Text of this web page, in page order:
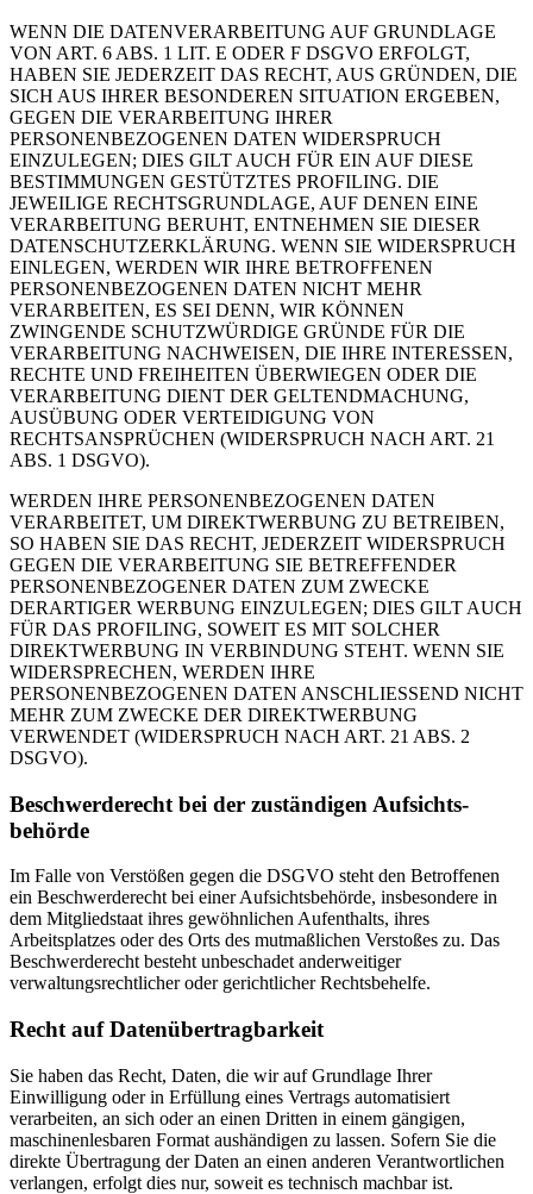
WENN DIE DATENVERARBEITUNG AUF GRUNDLAGE
VON ART. 6 ABS. 1 LIT. E ODER F DSGVO ERFOLGT,
HABEN SIE JEDERZEIT DAS RECHT, AUS GRÜNDEN, DIE
SICH AUS IHRER BESONDEREN SITUATION ERGEBEN,
GEGEN DIE VERARBEITUNG IHRER
PERSONENBEZOGENEN DATEN WIDERSPRUCH
EINZULEGEN; DIES GILT AUCH FÜR EIN AUF DIESE
BESTIMMUNGEN GESTÜTZTES PROFILING. DIE
JEWEILIGE RECHTSGRUNDLAGE, AUF DENEN EINE
VERARBEITUNG BERUHT, ENTNEHMEN SIE DIESER
DATENSCHUTZERKLÄRUNG. WENN SIE WIDERSPRUCH
EINLEGEN, WERDEN WIR IHRE BETROFFENEN
PERSONENBEZOGENEN DATEN NICHT MEHR
VERARBEITEN, ES SEI DENN, WIR KÖNNEN
ZWINGENDE SCHUTZWÜRDIGE GRÜNDE FÜR DIE
VERARBEITUNG NACHWEISEN, DIE IHRE INTERESSEN,
RECHTE UND FREIHEITEN ÜBERWIEGEN ODER DIE
VERARBEITUNG DIENT DER GELTENDMACHUNG,
AUSÜBUNG ODER VERTEIDIGUNG VON
RECHTSANSPRÜCHEN (WIDERSPRUCH NACH ART. 21
ABS. 1 DSGVO).
WERDEN IHRE PERSONENBEZOGENEN DATEN
VERARBEITET, UM DIREKTWERBUNG ZU BETREIBEN,
SO HABEN SIE DAS RECHT, JEDERZEIT WIDERSPRUCH
GEGEN DIE VERARBEITUNG SIE BETREFFENDER
PERSONENBEZOGENER DATEN ZUM ZWECKE
DERARTIGER WERBUNG EINZULEGEN; DIES GILT AUCH
FÜR DAS PROFILING, SOWEIT ES MIT SOLCHER
DIREKTWERBUNG IN VERBINDUNG STEHT. WENN SIE
WIDERSPRECHEN, WERDEN IHRE
PERSONENBEZOGENEN DATEN ANSCHLIESSEND NICHT
MEHR ZUM ZWECKE DER DIREKTWERBUNG
VERWENDET (WIDERSPRUCH NACH ART. 21 ABS. 2
DSGVO).
Beschwerde­recht bei der zuständigen Aufsichts­
behörde
Im Falle von Verstößen gegen die DSGVO steht den Betroffenen
ein Beschwerderecht bei einer Aufsichtsbehörde, insbesondere in
dem Mitgliedstaat ihres gewöhnlichen Aufenthalts, ihres
Arbeitsplatzes oder des Orts des mutmaßlichen Verstoßes zu. Das
Beschwerderecht besteht unbeschadet anderweitiger
verwaltungsrechtlicher oder gerichtlicher Rechtsbehelfe.
Recht auf Daten­übertrag­barkeit
Sie haben das Recht, Daten, die wir auf Grundlage Ihrer
Einwilligung oder in Erfüllung eines Vertrags automatisiert
verarbeiten, an sich oder an einen Dritten in einem gängigen,
maschinenlesbaren Format aushändigen zu lassen. Sofern Sie die
direkte Übertragung der Daten an einen anderen Verantwortlichen
verlangen, erfolgt dies nur, soweit es technisch machbar ist.